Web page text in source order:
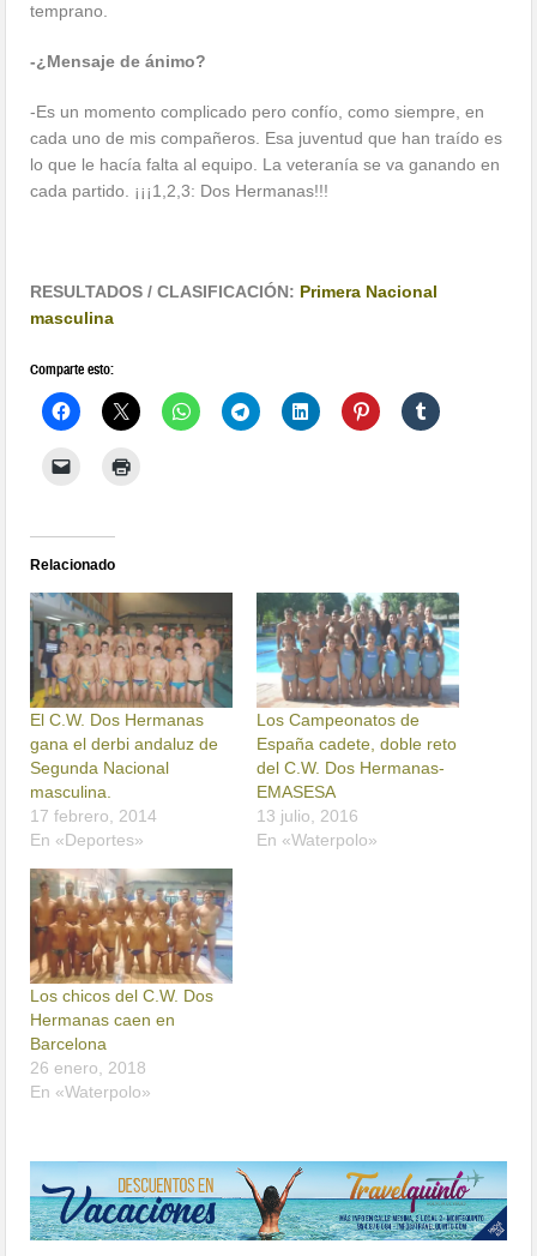
temprano.
-¿ Mensaje de ánimo?
-Es un momento complicado pero confío, como siempre, en
cada uno de mis compañeros. Esa juventud que han traído es
lo que le hacía falta al equipo. La veteranía se va ganando en
cada partido. ¡¡¡1,2,3: Dos Hermanas!!!
RESULTADOS / CLASIFICACIÓN: Primera Nacional
masculina
Comparte esto:
Relacionado
El C.W. Dos Hermanas
gana el derbi andaluz de
Segunda Nacional
masculina.
17 febrero, 2014
En «Deportes»
Los Campeonatos de
España cadete, doble reto
del C.W. Dos Hermanas-
EMASESA
13 julio, 2016
En «Waterpolo»
Los chicos del C.W. Dos
Hermanas caen en
Barcelona
26 enero, 2018
En «Waterpolo»